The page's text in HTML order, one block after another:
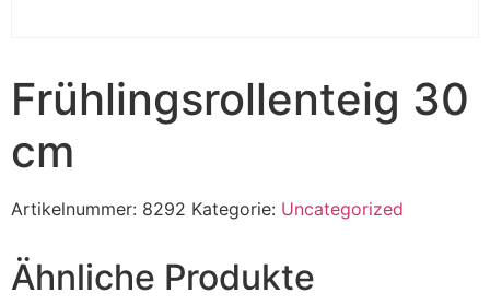
Frühlingsrollenteig 30
cm
Artikelnummer: 8292 Kategorie: Uncategorized
Ähnliche Produkte